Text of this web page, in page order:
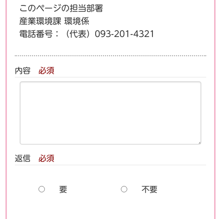
このページの担当部署
産業環境課 環境係
電話番号：
（代表）093-201-4321
内容 必須
返信 必須
要 不要